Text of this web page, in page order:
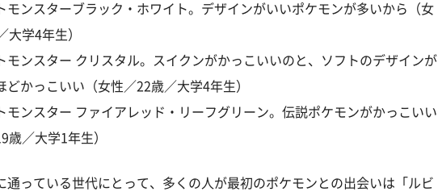
モンスターブラック・ホワイト。デザインがいいポケモンが多いから（女
大学4年生）
モンスター クリスタル。スイクンがかっこいいのと、ソフトのデザインが
どかっこいい（女性／22歳／大学4年生）
モンスター ファイアレッド・リーフグリーン。伝説ポケモンがかっこいい
歳／大学1年生）
通っている世代にとって、多くの人が最初のポケモンとの出会いは「ルビ